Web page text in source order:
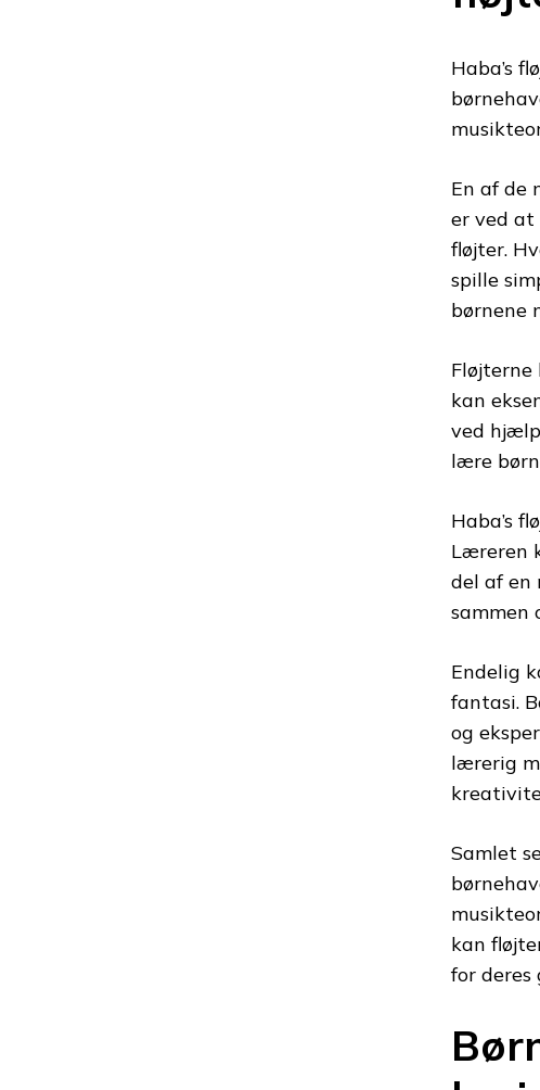
Haba’s
En af de
er ved
fløjter.
spille
børnene
kan
ved
lære
Haba’s
Læreren
del af en
sammen
Endelig
fantasi.
og
lærerig
Samlet
kan
for